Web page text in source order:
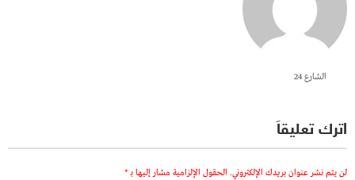
الشارع 24
اترك تعليقاً
لن يتم نشر عنوان بريدك الإلكتروني. الحقول الإلزامية مشار إليها بـ *